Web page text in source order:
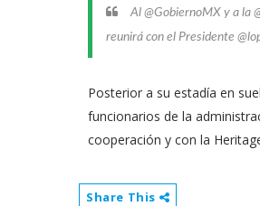
Al @GobiernoMX y a la
reunirá con el Presidente
Posterior a su estadía en
funcionarios de la
cooperación y con la
Share This